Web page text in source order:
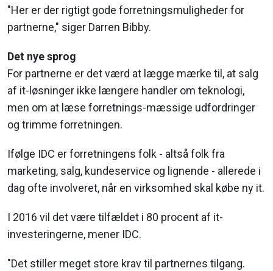
"Her er der rigtigt gode forretningsmuligheder for
partnerne," siger Darren Bibby.
Det nye sprog
For partnerne er det værd at lægge mærke til, at salg
af it-løsninger ikke længere handler om teknologi,
men om at læse forretnings-mæssige udfordringer
og trimme forretningen.
Ifølge IDC er forretningens folk - altså folk fra
marketing, salg, kundeservice og lignende - allerede i
dag ofte involveret, når en virksomhed skal købe ny it.
I 2016 vil det være tilfældet i 80 procent af it-
investeringerne, mener IDC.
"Det stiller meget store krav til partnernes tilgang.